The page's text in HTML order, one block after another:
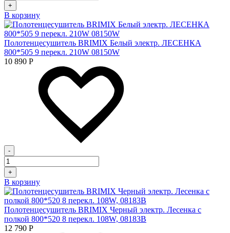
+
В корзину
Полотенцесушитель BRIMIX Белый электр. ЛЕСЕНКА
800*505 9 перекл. 210W 08150W
10 890 Р
-
+
В корзину
Полотенцесушитель BRIMIX Черный электр. Лесенка с
полкой 800*520 8 перекл. 108W, 08183В
12 790 Р